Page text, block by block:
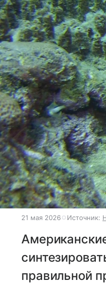
21 мая 2026 Источник:
правильной